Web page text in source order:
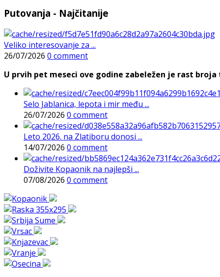
Putovanja - Najčitanije
Veliko interesovanje za ...
26/07/2026 0 comment
U prvih pet meseci ove godine zabeležen je rast
Selo Jablanica, lepota i mir među ...
26/07/2026 0 comment
Leto 2026. na Zlatiboru donosi ...
14/07/2026 0 comment
Doživite Kopaonik na najlepši ...
07/08/2026 0 comment